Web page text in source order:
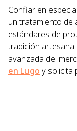
Confiar en
un tratamiento de
estándares de
tradición
avanzada del
en Lugo y solicita